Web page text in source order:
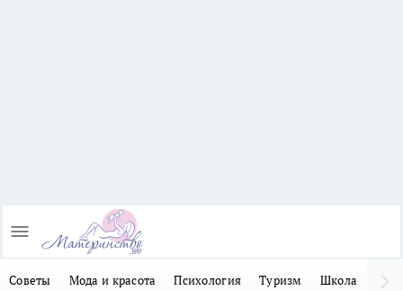
Советы Мода и красота Психология Туризм Школа